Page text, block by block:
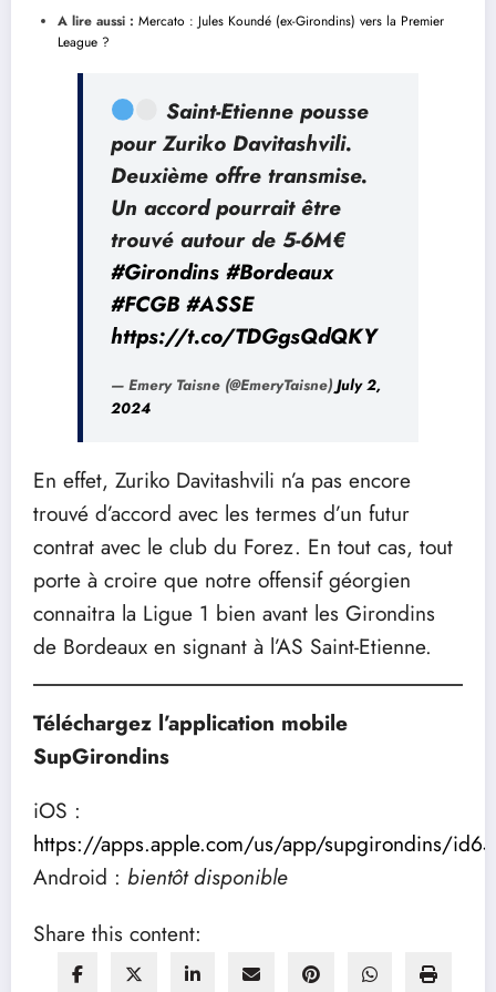
A lire aussi : Mercato : Jules Koundé (ex-Girondins) vers la Premier
League ?
Saint-Etienne pousse
pour Zuriko Davitashvili.
Deuxième offre transmise.
Un accord pourrait être
trouvé autour de 5-6M€
#Girondins #Bordeaux
#FCGB #ASSE
https://t.co/TDGgsQdQKY
— Emery Taisne (@EmeryTaisne) July 2,
2024
En effet, Zuriko Davitashvili n’a pas encore
trouvé d’accord avec les termes d’un futur
contrat avec le club du Forez. En tout cas, tout
porte à croire que notre offensif géorgien
connaitra la Ligue 1 bien avant les Girondins
de Bordeaux en signant à l’AS Saint-Etienne.
Téléchargez l’application mobile
SupGirondins
iOS :
https://apps.apple.com/us/app/supgirondins/
Android : bientôt disponible
Share this content: